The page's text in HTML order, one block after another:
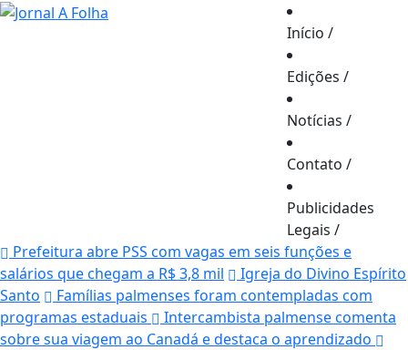
Início /
Edições /
Notícias /
Contato /
Publicidades
Legais /
Prefeitura abre PSS com vagas em seis funções e
salários que chegam a R$ 3,8 mil
Igreja do Divino Espírito
Santo
Famílias palmenses foram contempladas com
programas estaduais
Intercambista palmense comenta
sobre sua viagem ao Canadá e destaca o aprendizado